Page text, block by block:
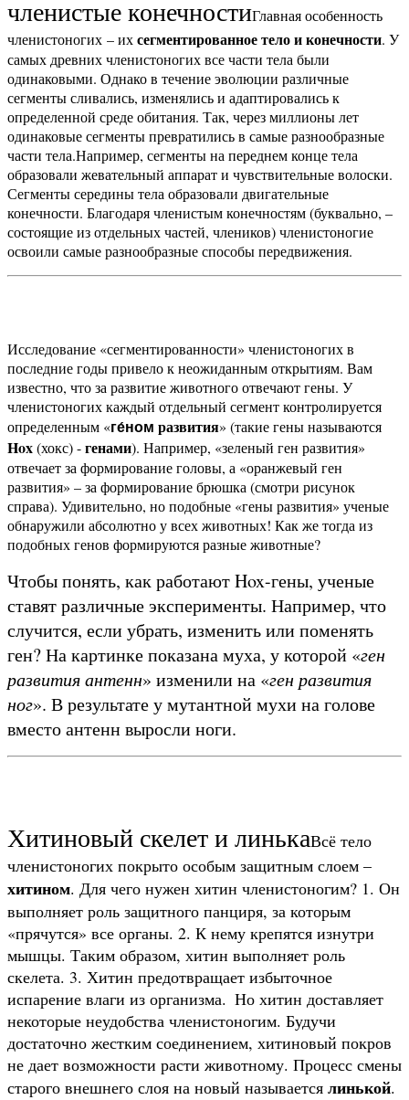
членистые конечностиГлавная особенность
членистоногих – ихсегментированное тело и конечности. У
самых древних членистоногих все части тела были
одинаковыми. Однако в течение эволюции различные
сегменты сливались, изменялись и адаптировались к
определенной среде обитания. Так, через миллионы лет
одинаковые сегменты превратились в самые разнообразные
части тела.Например, сегменты на переднем конце тела
образовали жевательный аппарат и чувствительные волоски.
Сегменты середины тела образовали двигательные
конечности. Благодаря членистым конечностям (буквально, –
состоящие из отдельных частей, члеников) членистоногие
освоили самые разнообразные способы передвижения.
Исследование «сегментированности» членистоногих в
последние годы привело к неожиданным открытиям. Вам
известно, что за развитие животного отвечают гены. У
членистоногих каждый отдельный сегмент контролируется
определенным «ге́ном развития» (такие гены называются
Hox(хокс) -генами). Например, «зеленый ген развития»
отвечает за формирование головы, а «оранжевый ген
развития» – за формирование брюшка (смотри рисунок
справа). Удивительно, но подобные «гены развития» ученые
обнаружили абсолютно у всех животных! Как же тогда из
подобных генов формируются разные животные?
Чтобы понять, как работают Hox-гены, ученые
ставят различные эксперименты. Например, что
случится, если убрать, изменить или поменять
ген? На картинке показана муха, у которой «ген
развития антенн» изменили на «ген развития
ног». В результате у мутантной мухи на голове
вместо антенн выросли ноги.
Хитиновый скелет и линькаВсё тело
членистоногих покрыто особым защитным слоем –
хитином. Для чего нужен хитин членистоногим? 1. Он
выполняет роль защитного панциря, за которым
«прячутся» все органы. 2. К нему крепятся изнутри
мышцы. Таким образом, хитин выполняет роль
скелета. 3. Хитин предотвращает избыточное
испарение влаги из организма. Но хитин доставляет
некоторые неудобства членистоногим. Будучи
достаточно жестким соединением, хитиновый покров
не дает возможности расти животному. Процесс смены
старого внешнего слоя на новый называется линькой.